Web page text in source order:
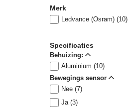
Merk
Ledvance (Osram) (10)
Specificaties
Behuizing:
Aluminium (10)
Bewegings sensor
Nee (7)
Ja (3)